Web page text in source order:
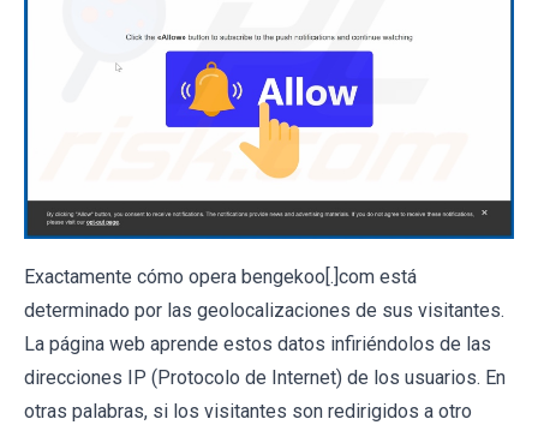
Exactamente cómo opera bengekoo[.]com está
determinado por las geolocalizaciones de sus visitantes.
La página web aprende estos datos infiriéndolos de las
direcciones IP (Protocolo de Internet) de los usuarios. En
otras palabras, si los visitantes son redirigidos a otro